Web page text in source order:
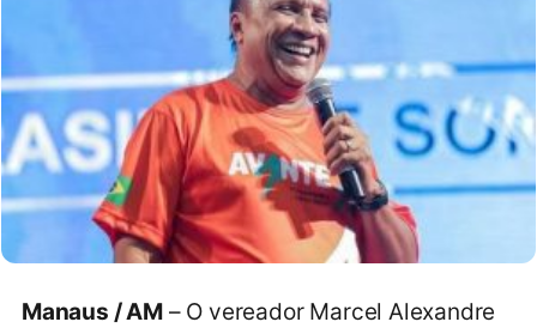
Manaus / AM– O vereador Marcel Alexandre